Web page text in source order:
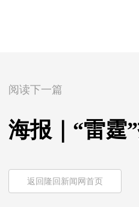
阅读下一篇
海报｜“雷霆
返回隆回新闻网首页